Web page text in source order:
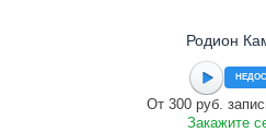
Родион
От 300 руб.
Закажите